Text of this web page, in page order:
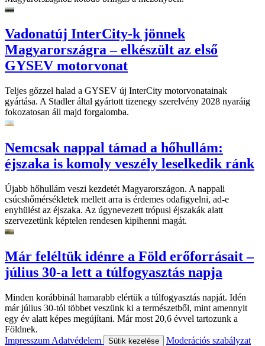
Vadonatúj InterCity-k jönnek
Magyarországra – elkészült az első
GYSEV motorvonat
Teljes gőzzel halad a GYSEV új InterCity motorvonatainak
gyártása. A Stadler által gyártott tizenegy szerelvény 2028 nyaráig
fokozatosan áll majd forgalomba.
Nemcsak nappal támad a hőhullám:
éjszaka is komoly veszély leselkedik ránk
Újabb hőhullám veszi kezdetét Magyarországon. A nappali
csúcshőmérsékletek mellett arra is érdemes odafigyelni, ad-e
enyhülést az éjszaka. Az úgynevezett trópusi éjszakák alatt
szervezetünk képtelen rendesen kipihenni magát.
Már feléltük idénre a Föld erőforrásait –
július 30-a lett a túlfogyasztás napja
Minden korábbinál hamarabb elértük a túlfogyasztás napját. Idén
már július 30-tól többet veszünk ki a természetből, mint amennyit
egy év alatt képes megújítani. Már most 20,6 évvel tartozunk a
Földnek.
Impresszum Adatvédelem Sütik kezelése
Moderációs szabályzat